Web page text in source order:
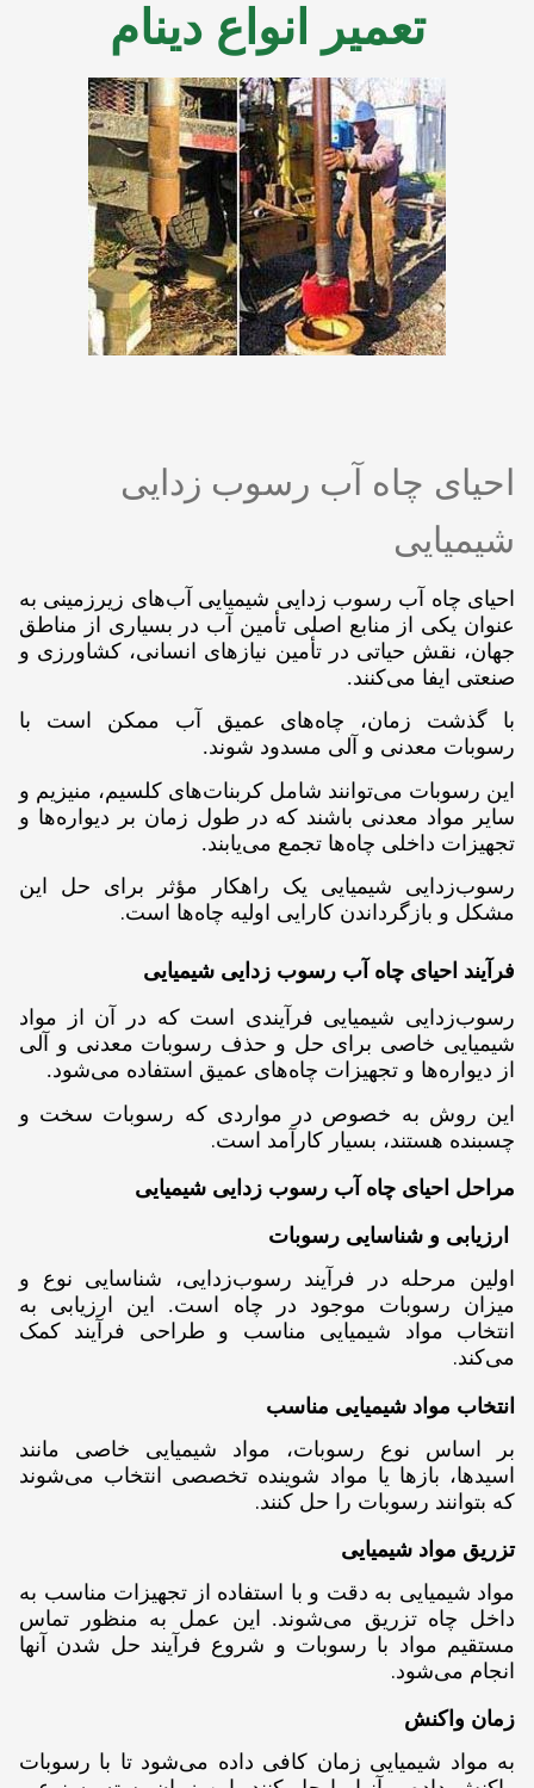
تعمیر انواع دینام
احیای چاه آب رسوب زدایی
شیمیایی
احیای چاه آب رسوب زدایی شیمیایی آب‌های زیرزمینی به
عنوان یکی از منابع اصلی تأمین آب در بسیاری از مناطق
جهان، نقش حیاتی در تأمین نیازهای انسانی، کشاورزی و
صنعتی ایفا می‌کنند.
با گذشت زمان، چاه‌های عمیق آب ممکن است با
رسوبات معدنی و آلی مسدود شوند.
این رسوبات می‌توانند شامل کربنات‌های کلسیم، منیزیم و
سایر مواد معدنی باشند که در طول زمان بر دیواره‌ها و
تجهیزات داخلی چاه‌ها تجمع می‌یابند.
رسوب‌زدایی شیمیایی یک راهکار مؤثر برای حل این
مشکل و بازگرداندن کارایی اولیه چاه‌ها است.
فرآیند احیای چاه آب رسوب زدایی شیمیایی
رسوب‌زدایی شیمیایی فرآیندی است که در آن از مواد
شیمیایی خاصی برای حل و حذف رسوبات معدنی و آلی
از دیواره‌ها و تجهیزات چاه‌های عمیق استفاده می‌شود.
این روش به خصوص در مواردی که رسوبات سخت و
چسبنده هستند، بسیار کارآمد است.
مراحل احیای چاه آب رسوب زدایی شیمیایی
رزیابی و شناسایی رسوبات
اولین مرحله در فرآیند رسوب‌زدایی، شناسایی نوع و
میزان رسوبات موجود در چاه است. این ارزیابی به
انتخاب مواد شیمیایی مناسب و طراحی فرآیند کمک
می‌کند.
انتخاب مواد شیمیایی مناسب
بر اساس نوع رسوبات، مواد شیمیایی خاصی مانند
اسیدها، بازها یا مواد شوینده تخصصی انتخاب می‌شوند
که بتوانند رسوبات را حل کنند.
تزریق مواد شیمیایی
مواد شیمیایی به دقت و با استفاده از تجهیزات مناسب به
داخل چاه تزریق می‌شوند. این عمل به منظور تماس
مستقیم مواد با رسوبات و شروع فرآیند حل شدن آنها
انجام می‌شود.
زمان واکنش
به مواد شیمیایی زمان کافی داده می‌شود تا با رسوبات